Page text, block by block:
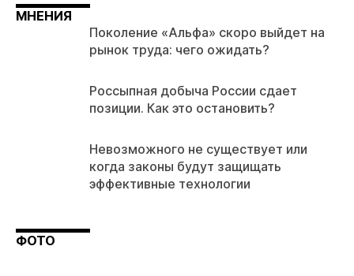
МНЕНИЯ
Поколение «Альфа» скоро выйдет на
рынок труда: чего ожидать?
Россыпная добыча России сдает
позиции. Как это остановить?
Невозможного не существует или
когда законы будут защищать
эффективные технологии
ФОТО